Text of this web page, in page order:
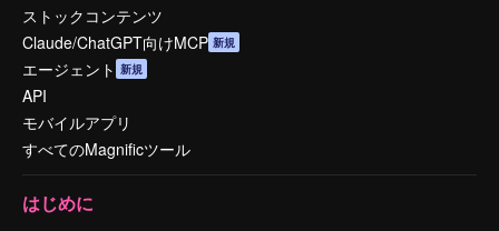
ストックコンテンツ
Claude/ChatGPT向けMCP 新規
エージェント 新規
API
モバイルアプリ
すべてのMagnificツール
はじめに